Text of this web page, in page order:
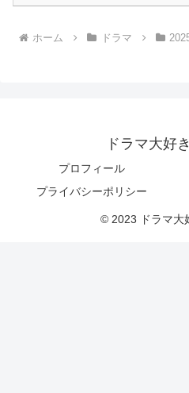
ホーム ドラマ
ドラマ大好
プロフィール
プライバシーポリシー
© 2023 ドラマ大